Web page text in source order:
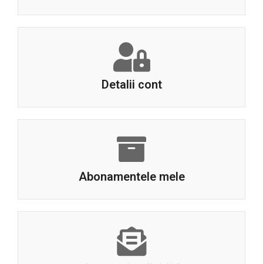
Detalii cont
Abonamentele mele